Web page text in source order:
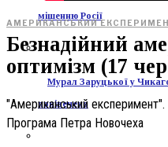
мішенню Росії
Мурал Заруцької у
понівечено
АМЕРИКАНСЬКИЙ
Безнадійний
оптимізм (17
"Американський
Програма Петра Новочеха